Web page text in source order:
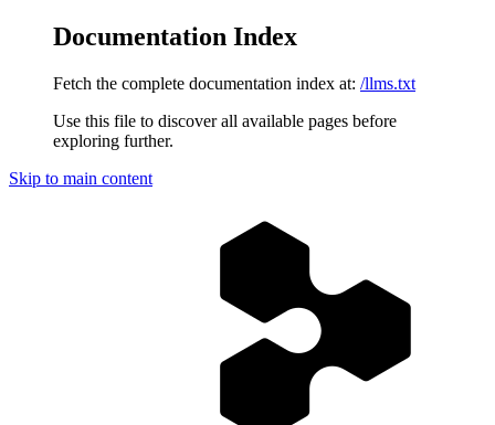
Documentation Index
Fetch the complete documentation index at: /llms.txt
Use this file to discover all available pages before
exploring further.
Skip to main content